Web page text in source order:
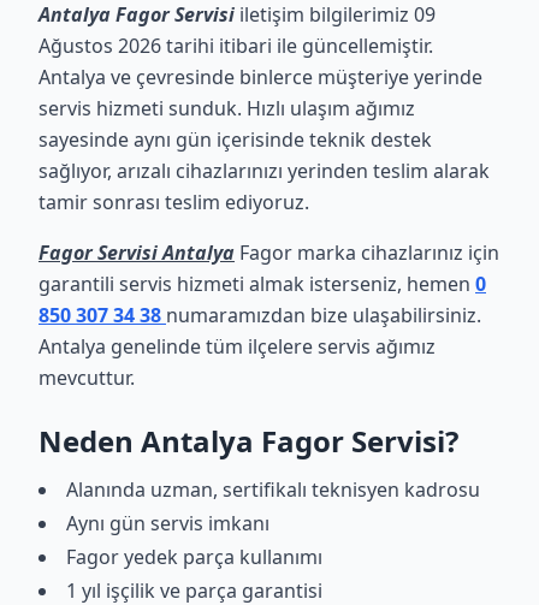
Antalya Fagor Servisi iletişim bilgilerimiz 09
Ağustos 2026 tarihi itibari ile güncellemiştir.
Antalya ve çevresinde binlerce müşteriye yerinde
servis hizmeti sunduk. Hızlı ulaşım ağımız
sayesinde aynı gün içerisinde teknik destek
sağlıyor, arızalı cihazlarınızı yerinden teslim alarak
tamir sonrası teslim ediyoruz.
Fagor Servisi Antalya Fagor marka cihazlarınız için
garantili servis hizmeti almak isterseniz, hemen 0
850 307 34 38 numaramızdan bize ulaşabilirsiniz.
Antalya genelinde tüm ilçelere servis ağımız
mevcuttur.
Neden Antalya Fagor Servisi?
Alanında uzman, sertifikalı teknisyen kadrosu
Aynı gün servis imkanı
Fagor yedek parça kullanımı
1 yıl işçilik ve parça garantisi